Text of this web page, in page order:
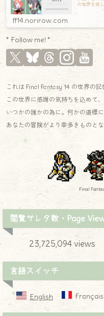
の世界を旅
ff14.norirow.com
* Follow me! *
これは Final Fantasy 14 の世界の記
この世界に感謝の気持ちを込めて、
いつかの誰かの為に。何かの道標
あなたの冒険がより幸多きものと
Final
閲覧サレタ数・Page
23,725,094 views
言語スイッチ
English Français